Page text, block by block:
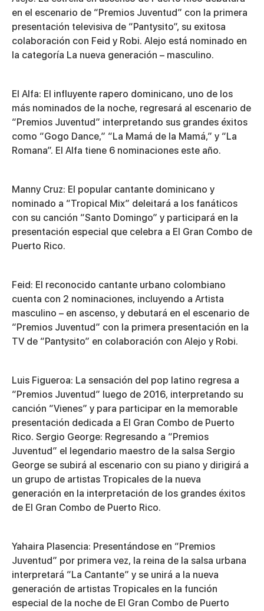
en el escenario de “Premios Juventud” con la primera
presentación televisiva de “Pantysito”, su exitosa
colaboración con Feid y Robi. Alejo está nominado en
la categoría La nueva generación – masculino.
El Alfa: El influyente rapero dominicano, uno de los
más nominados de la noche, regresará al escenario de
“Premios Juventud” interpretando sus grandes éxitos
como “Gogo Dance,” “La Mamá de la Mamá,” y “La
Romana”. El Alfa tiene 6 nominaciones este año.
Manny Cruz: El popular cantante dominicano y
nominado a “Tropical Mix” deleitará a los fanáticos
con su canción “Santo Domingo” y participará en la
presentación especial que celebra a El Gran Combo de
Puerto Rico.
Feid: El reconocido cantante urbano colombiano
cuenta con 2 nominaciones, incluyendo a Artista
masculino – en ascenso, y debutará en el escenario de
“Premios Juventud” con la primera presentación en la
TV de “Pantysito” en colaboración con Alejo y Robi.
Luis Figueroa: La sensación del pop latino regresa a
“Premios Juventud” luego de 2016, interpretando su
canción “Vienes” y para participar en la memorable
presentación dedicada a El Gran Combo de Puerto
Rico. Sergio George: Regresando a “Premios
Juventud” el legendario maestro de la salsa Sergio
George se subirá al escenario con su piano y dirigirá a
un grupo de artistas Tropicales de la nueva
generación en la interpretación de los grandes éxitos
de El Gran Combo de Puerto Rico.
Yahaira Plasencia: Presentándose en “Premios
Juventud” por primera vez, la reina de la salsa urbana
interpretará “La Cantante” y se unirá a la nueva
generación de artistas Tropicales en la función
especial de la noche de El Gran Combo de Puerto